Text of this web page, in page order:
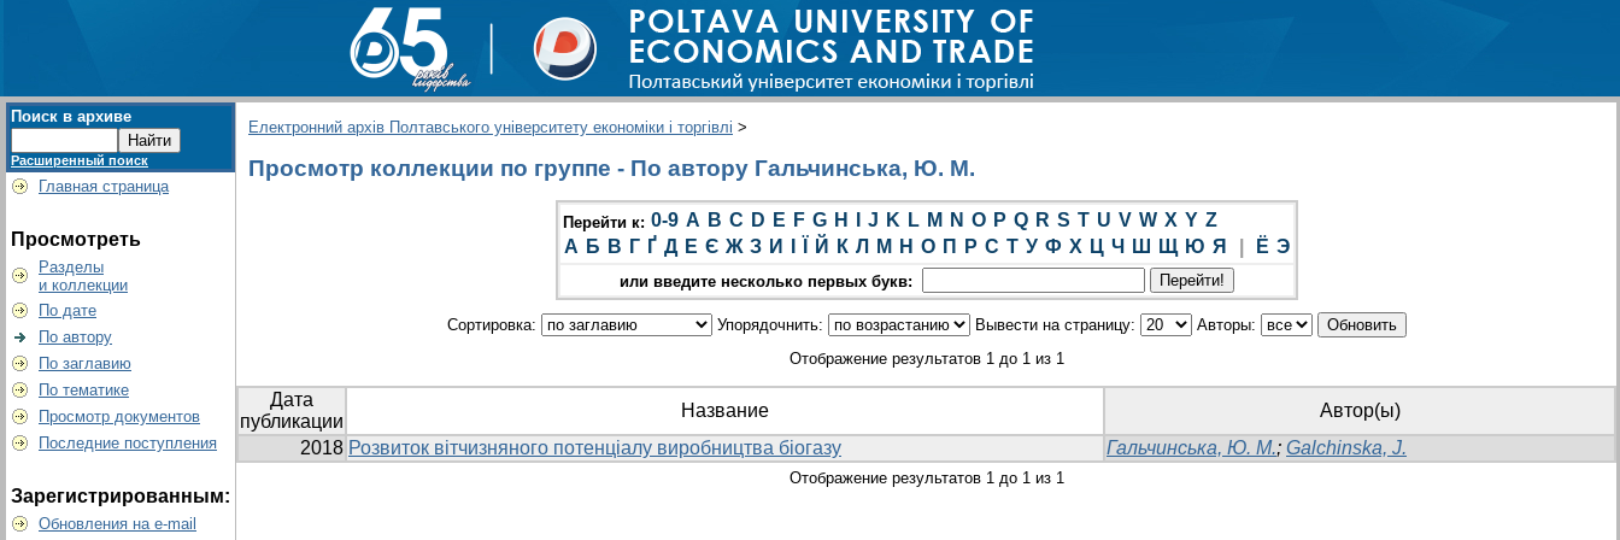
Поиск в архиве
Расширенный поиск
Главная страница
Просмотреть
Разделы
и коллекции
По дате
По автору
По заглавию
По тематике
Просмотр документов
Последние поступления
Зарегистрированным:
Обновления на e-mail
Електронний архів Полтавського університету економіки і торгівлі >
Просмотр коллекции по группе - По автору Гальчинська, Ю. М.
Перейти к: 0-9 A B C D E F G H J K L M N O P Q R S T U V W X Y Z
А Б В Г Ґ Д Е Є Ж З И Й К Л М Н О П Р С Т У Ф Х Ц Ч Ш Щ Ю Я Ё Э
или введите несколько первых букв:
Сортировка: Упорядочнить: Вывести на страницу:
Авторы:
Отображение результатов 1 до 1 из 1
Дата
публикации
Название
Автор(ы)
2018 Розвиток вітчизняного потенціалу виробництва біогазу Гальчинська, Ю. М.; Galchinska, J.
Отображение результатов 1 до 1 из 1